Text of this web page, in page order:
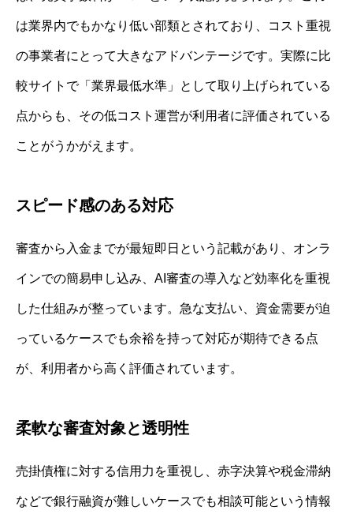
は業界内でもかなり低い部類とされており、コスト重視
の事業者にとって大きなアドバンテージです。実際に比
較サイトで「業界最低水準」として取り上げられている
点からも、その低コスト運営が利用者に評価されている
ことがうかがえます。
スピード感のある対応
審査から入金までが最短即日という記載があり、オンラ
インでの簡易申し込み、AI審査の導入など効率化を重視
した仕組みが整っています。急な支払い、資金需要が迫
っているケースでも余裕を持って対応が期待できる点
が、利用者から高く評価されています。
柔軟な審査対象と透明性
売掛債権に対する信用力を重視し、赤字決算や税金滞納
などで銀行融資が難しいケースでも相談可能という情報